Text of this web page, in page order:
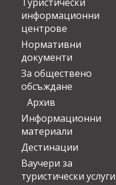
информационни
центрове
Нормативни
документи
За обществено
обсъждане
Архив
Информационни
материали
Дестинации
Ваучери за
туристически услуги